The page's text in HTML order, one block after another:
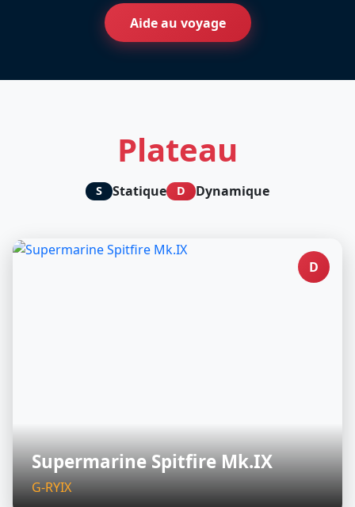
Aide au voyage
Plateau
S Statique D Dynamique
D
Supermarine Spitfire Mk.IX
G-RYIX